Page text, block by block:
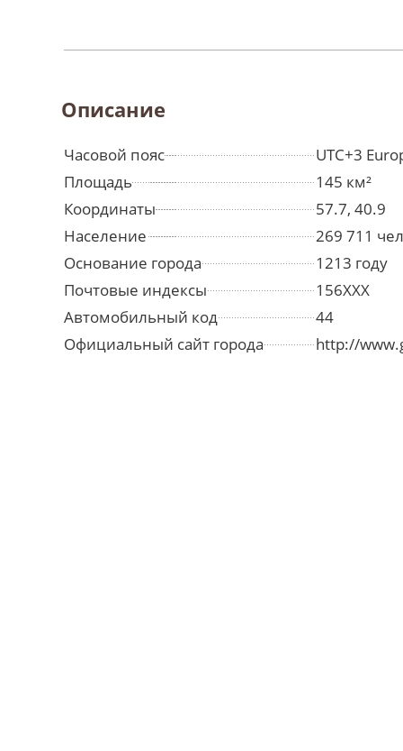
Описание
Часовой пояс
UTC+3
Площадь
145 км²
Координаты
57.7, 40.9
Население
269 711
Основание города
1213 году
Почтовые индексы
156XXX
Автомобильный код
44
Официальный сайт города
http://